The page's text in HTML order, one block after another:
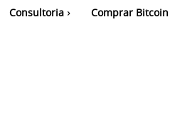
Consultoria Comprar Bitcoin